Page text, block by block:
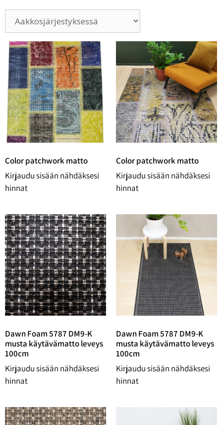
Color patchwork matto
Kirjaudu sisään nähdäksesi
hinnat
Color patchwork matto
Kirjaudu sisään nähdäksesi
hinnat
Dawn Foam 5787 DM9-K
musta käytävämatto leveys
100cm
Kirjaudu sisään nähdäksesi
hinnat
Dawn Foam 5787 DM9-K
musta käytävämatto leveys
100cm
Kirjaudu sisään nähdäksesi
hinnat